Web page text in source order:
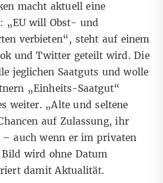
macht aktuell eine
„EU will Obst- und
verbieten“, steht auf einem
undTwitter geteilt wird. Die
jeglichen Saatguts und wolle
„Einheits-Saatgut“
weiter. „Alte und seltene
auf Zulassung, ihr
auch wenn er im privaten
wird ohne Datum
damit Aktualität.